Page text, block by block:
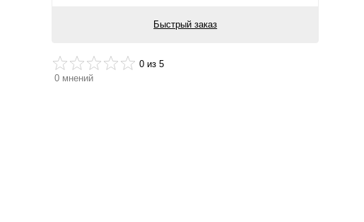
Быстрый заказ
0 из 5
0 мнений